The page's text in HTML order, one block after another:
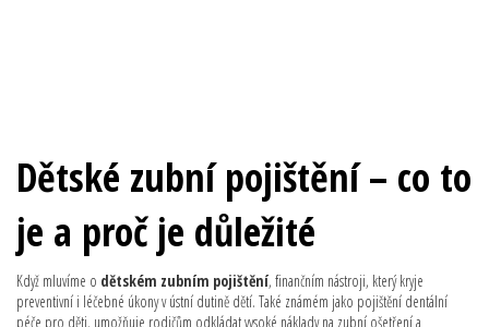
Dětské zubní pojištění – co to
je a proč je důležité
Když mluvíme o dětském zubním pojištění, finančním nástroji, který kryje
preventivní i léčebné úkony v ústní dutině dětí. Také známém jako pojištění dentální
péče pro děti, umožňuje rodičům odkládat vysoké náklady na zubní ošetření a